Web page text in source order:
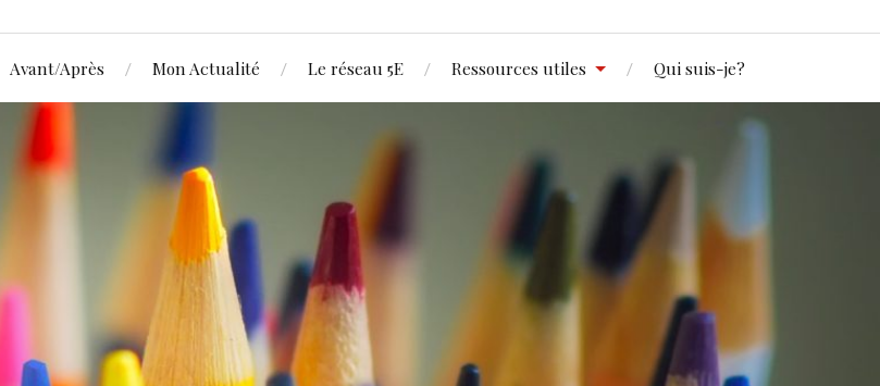
Avant/Après Mon Actualité Le réseau 5E Ressources utiles Qui suis-je?